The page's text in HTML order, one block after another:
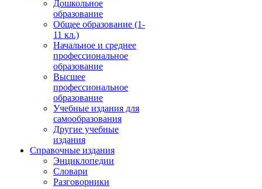
Дошкольное
образование
Общее образование (1-
11 кл.)
Начальное и среднее
профессиональное
образование
Высшее
профессиональное
образование
Учебные издания для
самообразования
Другие учебные
издания
Справочные издания
Энциклопедии
Словари
Разговорники